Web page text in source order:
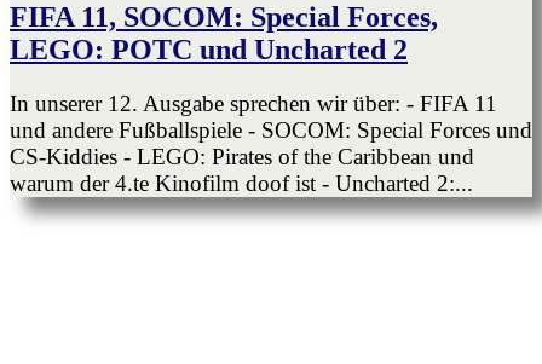
FIFA 11, SOCOM: Special Forces,
LEGO: POTC und Uncharted 2
In unserer 12. Ausgabe sprechen wir über: - FIFA 11
und andere Fußballspiele - SOCOM: Special Forces und
CS-Kiddies - LEGO: Pirates of the Caribbean und
warum der 4.te Kinofilm doof ist - Uncharted 2:...